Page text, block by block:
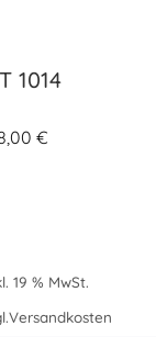
1014
€
19 % MwSt.
Versandkosten